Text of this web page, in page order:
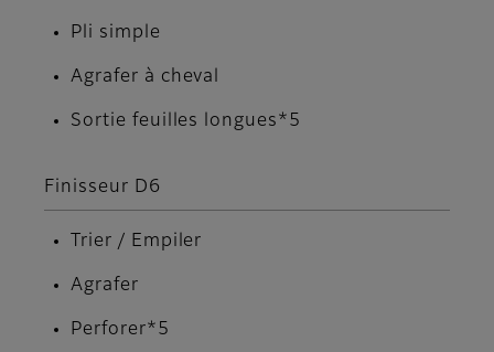
Pli simple
Agrafer à cheval
Sortie feuilles longues*5
Finisseur D6
Trier / Empiler
Agrafer
Perforer*5